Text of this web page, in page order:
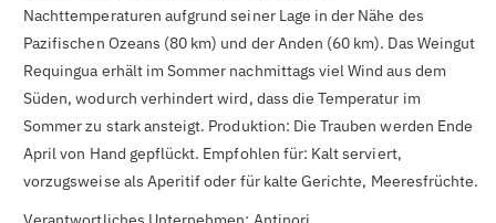
Nachttemperaturen aufgrund seiner Lage in der Nähe des
Pazifischen Ozeans (80 km) und der Anden (60 km). Das Weingut
Requingua erhält im Sommer nachmittags viel Wind aus dem
Süden, wodurch verhindert wird, dass die Temperatur im
Sommer zu stark ansteigt. Produktion: Die Trauben werden Ende
April von Hand gepflückt. Empfohlen für: Kalt serviert,
vorzugsweise als Aperitif oder für kalte Gerichte, Meeresfrüchte.